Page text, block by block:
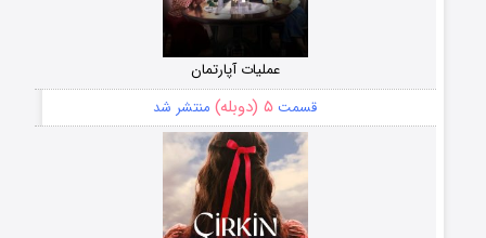
عملیات آپارتمان
قسمت ۵ (دوبله) منتشر شد